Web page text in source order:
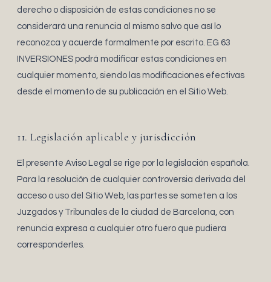
derecho o disposición de estas condiciones no se
considerará una renuncia al mismo salvo que así lo
reconozca y acuerde formalmente por escrito. EG 63
INVERSIONES podrá modificar estas condiciones en
cualquier momento, siendo las modificaciones efectivas
desde el momento de su publicación en el Sitio Web.
11. Legislación aplicable y jurisdicción
El presente Aviso Legal se rige por la legislación española.
Para la resolución de cualquier controversia derivada del
acceso o uso del Sitio Web, las partes se someten a los
Juzgados y Tribunales de la ciudad de Barcelona, con
renuncia expresa a cualquier otro fuero que pudiera
corresponderles.